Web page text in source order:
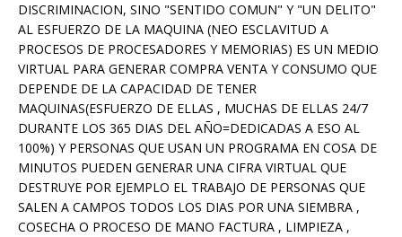
DISCRIMINACION, SINO "SENTIDO COMUN" Y "UN DELITO"
AL ESFUERZO DE LA MAQUINA (NEO ESCLAVITUD A
PROCESOS DE PROCESADORES Y MEMORIAS) ES UN MEDIO
VIRTUAL PARA GENERAR COMPRA VENTA Y CONSUMO QUE
DEPENDE DE LA CAPACIDAD DE TENER
MAQUINAS(ESFUERZO DE ELLAS , MUCHAS DE ELLAS 24/7
DURANTE LOS 365 DIAS DEL AÑO=DEDICADAS A ESO AL
100%) Y PERSONAS QUE USAN UN PROGRAMA EN COSA DE
MINUTOS PUEDEN GENERAR UNA CIFRA VIRTUAL QUE
DESTRUYE POR EJEMPLO EL TRABAJO DE PERSONAS QUE
SALEN A CAMPOS TODOS LOS DIAS POR UNA SIEMBRA ,
COSECHA O PROCESO DE MANO FACTURA , LIMPIEZA ,